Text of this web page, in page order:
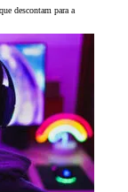
descontam para a